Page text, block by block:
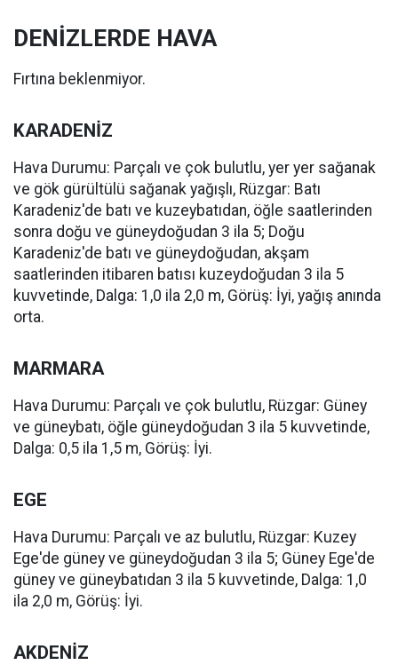
DENİZLERDE HAVA
Fırtına beklenmiyor.
KARADENİZ
Hava Durumu: Parçalı ve çok bulutlu, yer yer sağanak
ve gök gürültülü sağanak yağışlı, Rüzgar: Batı
Karadeniz'de batı ve kuzeybatıdan, öğle saatlerinden
sonra doğu ve güneydoğudan 3 ila 5; Doğu
Karadeniz'de batı ve güneydoğudan, akşam
saatlerinden itibaren batısı kuzeydoğudan 3 ila 5
kuvvetinde, Dalga: 1,0 ila 2,0 m, Görüş: İyi, yağış anında
orta.
MARMARA
Hava Durumu: Parçalı ve çok bulutlu, Rüzgar: Güney
ve güneybatı, öğle güneydoğudan 3 ila 5 kuvvetinde,
Dalga: 0,5 ila 1,5 m, Görüş: İyi.
EGE
Hava Durumu: Parçalı ve az bulutlu, Rüzgar: Kuzey
Ege'de güney ve güneydoğudan 3 ila 5; Güney Ege'de
güney ve güneybatıdan 3 ila 5 kuvvetinde, Dalga: 1,0
ila 2,0 m, Görüş: İyi.
AKDENİZ